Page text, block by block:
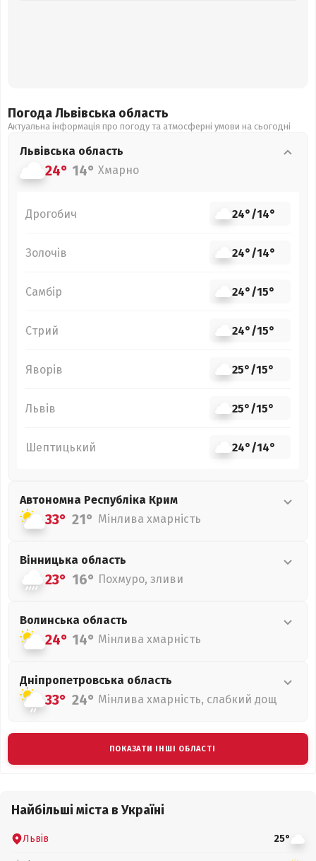
Погода Львівська область
Актуальна інформація про погоду та атмосферні умови на сьогодні
Львівська область
24° 14° Хмарно
Дрогобич 24°/14°
Золочів 24°/14°
Самбір 24°/15°
Стрий 24°/15°
Яворів 25°/15°
Львів 25°/15°
Шептицький 24°/14°
Автономна Республіка Крим
33° 21° Мінлива хмарність
Вінницька область
23° 16° Похмуро, зливи
Волинська область
24° 14° Мінлива хмарність
Дніпропетровська область
33° 24° Мінлива хмарність, слабкий дощ
ПОКАЗАТИ ІНШІ ОБЛАСТІ
Найбільші міста в Україні
Львів 25°